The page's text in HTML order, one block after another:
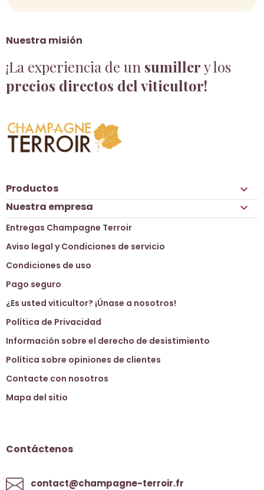
Nuestra misión
¡La experiencia de un sumillery los
precios directos del viticultor!
Productos 
Nuestra empresa 
Entregas Champagne Terroir
Aviso legal y Condiciones de servicio
Condiciones de uso
Pago seguro
¿Es usted viticultor? ¡Únase a nosotros!
Política de Privacidad
Información sobre el derecho de desistimiento
Política sobre opiniones de clientes
Contacte con nosotros
Mapa del sitio
Contáctenos
contact@champagne-terroir.fr